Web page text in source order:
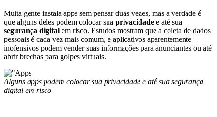
Muita gente instala apps sem pensar duas vezes, mas a verdade é
que alguns deles podem colocar sua privacidade e até sua
segurança digital em risco. Estudos mostram que a coleta de dados
pessoais é cada vez mais comum, e aplicativos aparentemente
inofensivos podem vender suas informações para anunciantes ou até
abrir brechas para golpes virtuais.
Alguns apps podem colocar sua privacidade e até sua segurança
digital em risco